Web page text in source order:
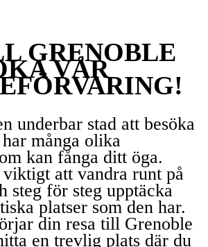
GRENOBLE
VÅR
underbar stad att besöka
många olika
kan fånga ditt öga.
att vandra runt på
steg för steg upptäcka
platser som den har.
din resa till Grenoble
en trevlig plats där du